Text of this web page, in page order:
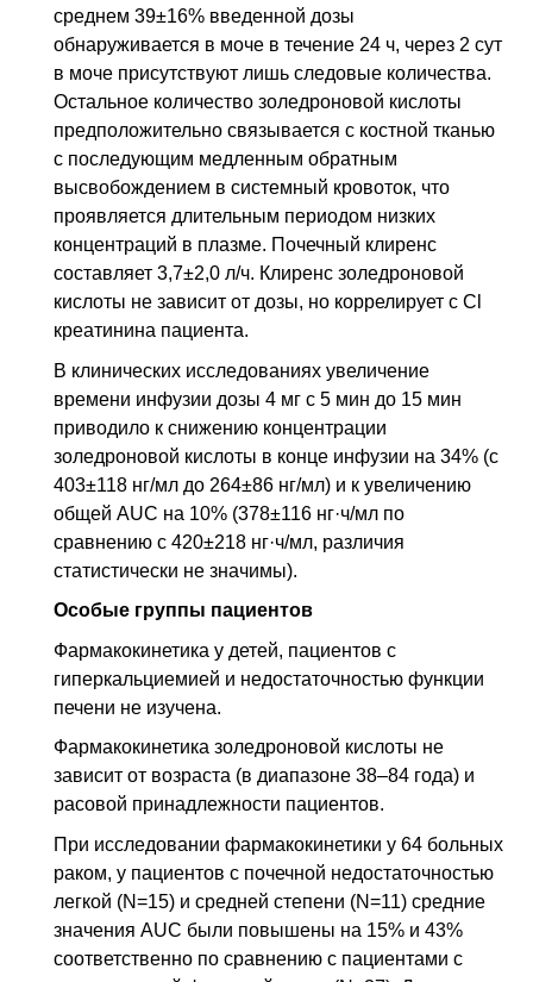
среднем 39±16% введенной дозы
обнаруживается в моче в течение 24 ч, через 2 сут
в моче присутствуют лишь следовые количества.
Остальное количество золедроновой кислоты
предположительно связывается с костной тканью
с последующим медленным обратным
высвобождением в системный кровоток, что
проявляется длительным периодом низких
концентраций в плазме. Почечный клиренс
составляет 3,7±2,0 л/ч. Клиренс золедроновой
кислоты не зависит от дозы, но коррелирует с Cl
креатинина пациента.
В клинических исследованиях увеличение
времени инфузии дозы 4 мг с 5 мин до 15 мин
приводило к снижению концентрации
золедроновой кислоты в конце инфузии на 34% (с
403±118 нг/мл до 264±86 нг/мл) и к увеличению
общей AUC на 10% (378±116 нг·ч/мл по
сравнению с 420±218 нг·ч/мл, различия
статистически не значимы).
Особые группы пациентов
Фармакокинетика у детей, пациентов с
гиперкальциемией и недостаточностью функции
печени не изучена.
Фармакокинетика золедроновой кислоты не
зависит от возраста (в диапазоне 38–84 года) и
расовой принадлежности пациентов.
При исследовании фармакокинетики у 64 больных
раком, у пациентов с почечной недостаточностью
легкой (N=15) и средней степени (N=11) средние
значения AUC были повышены на 15% и 43%
соответственно по сравнению с пациентами с